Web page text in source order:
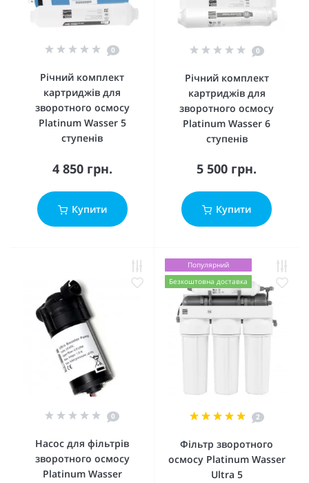
0
Річний комплект
картриджів для
зворотного осмосу
Platinum Wasser 5
ступенів
4 850 грн.
Купити
0
Річний комплект
картриджів для
зворотного осмосу
Platinum Wasser 6
ступенів
5 500 грн.
Купити
0
Насос для фільтрів
зворотного осмосу
Platinum Wasser
Популярний
Безкоштовна доставка
2
Фільтр зворотного
осмосу Platinum Wasser
Ultra 5